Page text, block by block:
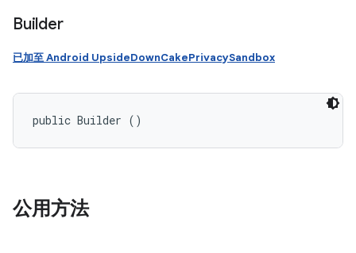
Builder
已加至 Android UpsideDownCakePrivacySandbox
public Builder ()
公用方法